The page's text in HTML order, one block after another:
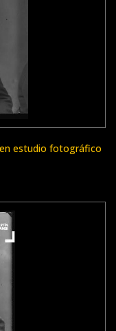
estudio fotográfico